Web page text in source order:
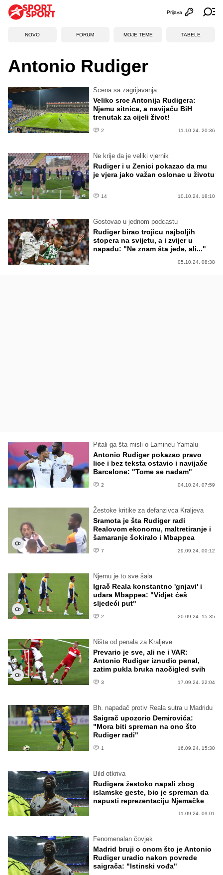
Otvori
Prijava
NOVO FORUM MOJE TEME TABELE
Antonio Rudiger
Scena sa zagrijavanja
Veliko srce Antonija Rudigera:
Njemu sitnica, a navijaču BiH
trenutak za cijeli život!
2 11.10.24. 20:36
Ne krije da je veliki vjernik
Rudiger i u Zenici pokazao da mu
je vjera jako važan oslonac u životu
14 10.10.24. 18:10
Gostovao u jednom podcastu
Rudiger birao trojicu najboljih
stopera na svijetu, a i zvijer u
napadu: "Ne znam šta jede, ali..."
05.10.24. 08:38
Pitali ga šta misli o Lamineu Yamalu
Antonio Rudiger pokazao pravo
lice i bez teksta ostavio i navijače
Barcelone: "Tome se nadam"
2 04.10.24. 07:59
Žestoke kritike za defanzivca Kraljeva
Sramota je šta Rudiger radi
Realovom ekonomu, maltretiranje i
šamaranje šokiralo i Mbappea
7 29.09.24. 00:12
Njemu je to sve šala
Igrač Reala konstantno 'gnjavi' i
udara Mbappea: "Vidjet ćeš
sljedeći put"
2 20.09.24. 15:35
Ništa od penala za Kraljeve
Prevario je sve, ali ne i VAR:
Antonio Rudiger iznudio penal,
zatim pukla bruka naočigled svih
3 17.09.24. 22:04
Bh. napadač protiv Reala sutra u Madridu
Saigrač upozorio Demirovića:
"Mora biti spreman na ono što
Rudiger radi"
1 16.09.24. 15:30
Bild otkriva
Rudigera žestoko napali zbog
islamske geste, bio je spreman da
napusti reprezentaciju Njemačke
11.09.24. 09:01
Fenomenalan čovjek
Madrid bruji o onom što je Antonio
Rudiger uradio nakon povrede
saigrača: "Istinski vođa"